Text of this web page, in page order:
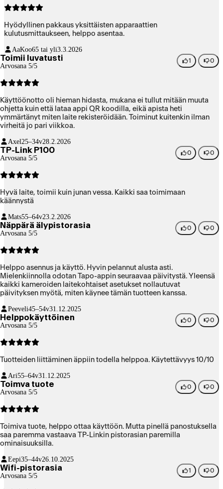
Hyödyllinen pakkaus yksittäisten apparaattien
kulutusmittaukseen, helppo asentaa.
AaKoo65 tai yli3.3.2026
Toimii luvatusti
Arvosana 5/5
1 0
Käyttöönotto oli hieman hidasta, mukana ei tullut mitään muuta
ohjetta kuin että lataa appi QR koodilla, eikä apista heti
ymmärtänyt miten laite rekisteröidään. Toiminut kuitenkin ilman
virheitä jo pari viikkoa.
Axel25–34v28.2.2026
TP-Link P100
Arvosana 5/5
0 0
Hyvä laite, toimii kuin junan vessa. Kaikki saa toimimaan
käännystä
Mats55–64v23.2.2026
Näppärä älypistorasia
Arvosana 5/5
0 0
Helppo asennus ja käyttö. Hyvin pelannut alusta asti.
Mielenkiinnolla odotan Tapo-appin seuraavaa päivitystä. Yleensä
kaikki kameroiden laitekohtaiset asetukset nollautuvat
päivityksen myötä, miten käynee tämän tuotteen kanssa.
Peeveli45–54v31.12.2025
Helppokäyttöinen
Arvosana 5/5
0 0
Tuotteiden liittäminen äppiin todella helppoa. Käytettävyys 10/10
Ari55–64v31.12.2025
Toimva tuote
Arvosana 5/5
0 0
Toimiva tuote, helppo ottaa käyttöön. Mutta pinellä panostuksella
saa paremma vastaava TP-Linkin pistorasian paremilla
ominaisuuksilla.
Eepi35–44v26.10.2025
Wifi-pistorasia
Arvosana 5/5
1 0